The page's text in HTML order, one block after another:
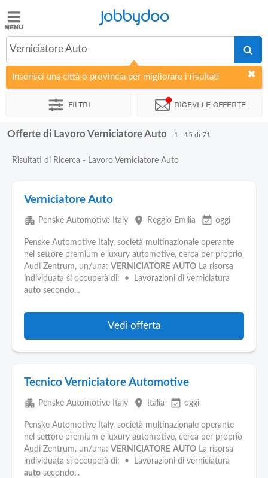
Jobbydoo
Offerte
di
lavoro
Elenco
Blog
Pubblica
Offerte
Jobbydoo
Verniciatore Auto
Inserisci una città o provincia per migliorare i risultati
Filtri Ricevi le offerte
Offerte di Lavoro Verniciatore Auto 1 - 15 di 71
Risultati di Ricerca - Lavoro Verniciatore Auto
Verniciatore Auto
apartment Penske Automotive Italy place Reggio Emilia event_available oggi
Penske Automotive Italy, società multinazionale operante
nel settore premium e luxury automotive, cerca per proprio
Audi Zentrum, un/una: VERNICIATORE AUTO La risorsa
individuata si occuperà di: • Lavorazioni di verniciatura
auto secondo...
Vedi offerta
Tecnico Verniciatore Automotive
apartment Penske Automotive Italy place Italia event_available oggi
Penske Automotive Italy, società multinazionale operante
nel settore premium e luxury automotive, cerca per proprio
Audi Zentrum, un/una: VERNICIATORE AUTO La risorsa
individuata si occuperà di: • Lavorazioni di verniciatura
auto secondo...